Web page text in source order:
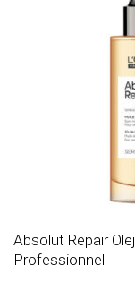
Absolut Repair
Professionnel